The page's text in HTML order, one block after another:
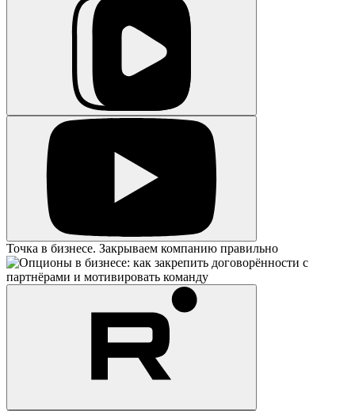
Точка в бизнесе. Закрываем компанию правильно